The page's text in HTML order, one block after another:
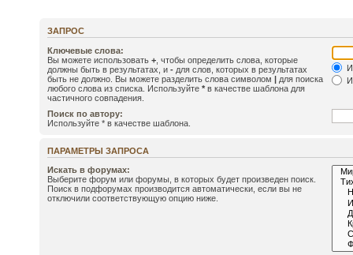
ЗАПРОС
Ключевые слова:
Вы можете использовать + , чтобы определить слова, которые
должны быть в результатах, и - для слов, которых в результатах
быть не должно. Вы можете разделить слова символом | для поиска
любого слова из списка. Используйте * в качестве шаблона для
частичного совпадения.
Поиск по автору:
Используйте * в качестве шаблона.
ПАРАМЕТРЫ ЗАПРОСА
Искать в форумах:
Выберите форум или форумы, в которых будет произведен поиск.
Поиск в подфорумах производится автоматически, если вы не
отключили соответствующую опцию ниже.